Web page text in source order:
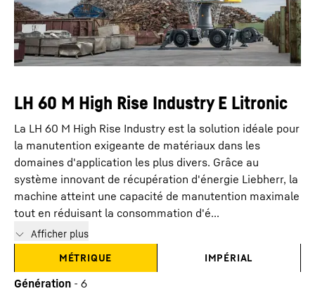
LH 60 M High Rise Industry E Litronic
La LH 60 M High Rise Industry est la solution idéale pour
la manutention exigeante de matériaux dans les
domaines d'application les plus divers. Grâce au
système innovant de récupération d'énergie Liebherr, la
machine atteint une capacité de manutention maximale
tout en réduisant la consommation d'é...
Afficher plus
MÉTRIQUE
IMPÉRIAL
Génération - 6